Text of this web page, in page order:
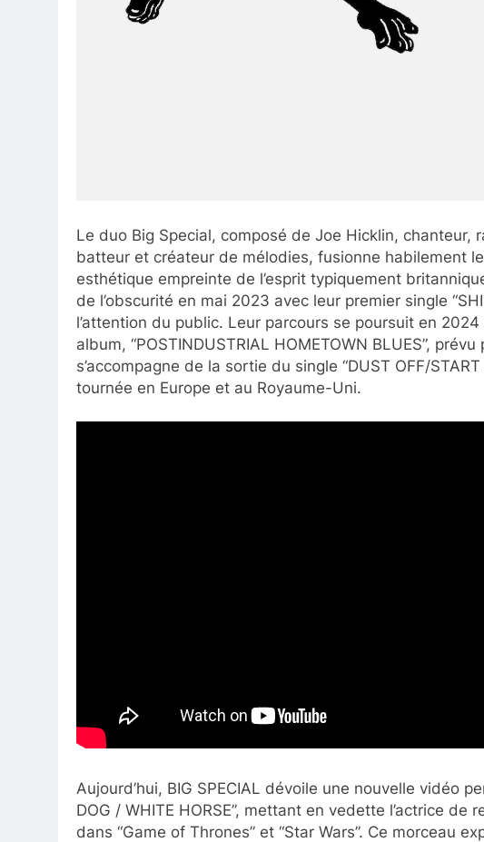
Le duo Big Special, composé de Joe Hicklin, chanteur,
batteur et créateur de mélodies, fusionne habilement
esthétique empreinte de l’esprit typiquement
de l’obscurité en mai 2023 avec leur premier single
l’attention du public. Leur parcours se poursuit en
album, “POSTINDUSTRIAL HOMETOWN BLUES”,
s’accompagne de la sortie du single “DUST OFF/
tournée en Europe et au Royaume-Uni.
Aujourd’hui, BIG SPECIAL dévoile une nouvelle vidéo
DOG / WHITE HORSE”, mettant en vedette l’actrice
dans “Game of Thrones” et “Star Wars”. Ce morceau